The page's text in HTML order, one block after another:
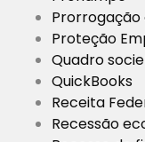
Prorrogação
Proteção
Quadro
QuickBooks
Receita
Recessão